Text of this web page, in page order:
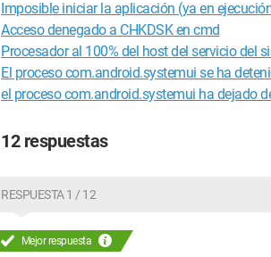
Imposible iniciar la aplicación (ya en
Acceso denegado a CHKDSK en cmd
Procesador al 100% del host del servicio del
El proceso com.android.systemui se ha
el proceso com.android.systemui ha dejado
12 respuestas
RESPUESTA 1 / 12
Mejor respuesta